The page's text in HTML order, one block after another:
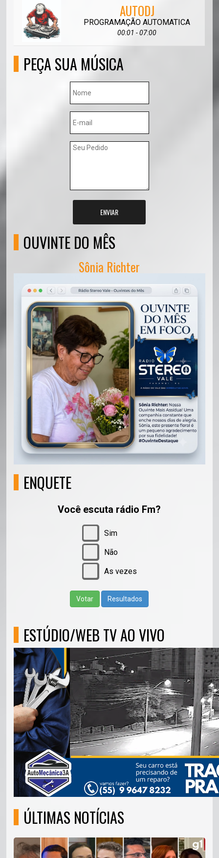
AUTODJ
PROGRAMAÇÃO AUTOMATICA
00:01 - 07:00
PEÇA SUA MÚSICA
ENVIAR
OUVINTE DO MÊS
Sônia Richter
ENQUETE
Você escuta rádio Fm?
Sim
Não
As vezes
Votar Resultados
ESTÚDIO/WEB TV AO VIVO
ÚLTIMAS NOTÍCIAS